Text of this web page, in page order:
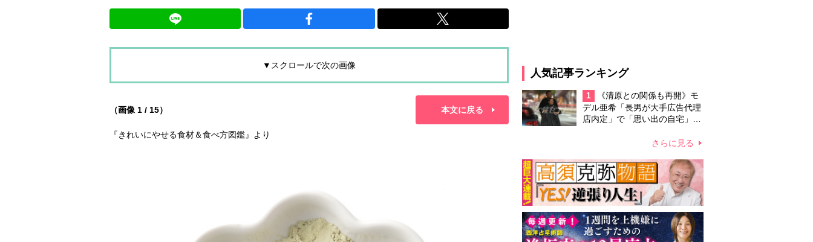
▼スクロールで次の画像
（画像 1 / 15） 本文に戻る
『きれいにやせる食材＆食べ方図鑑』より
人気記事ランキング
1
《清原との関係も再開》モ
デル亜希「長男が大手広告代理
店内定」で「思い出の自宅」か
さらに見る